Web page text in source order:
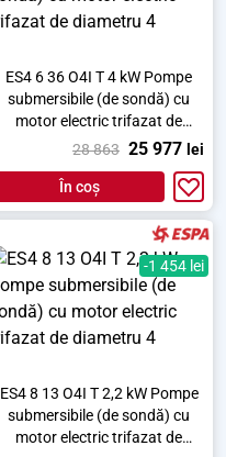
ES4 6 36 O4I T 4 kW Pompe
submersibile (de sondă) cu
motor electric trifazat de
diametru 4
28 863 25 977 lei
În coș
-1 454 lei
ES4 8 13 O4I T 2,2 kW Pompe
submersibile (de sondă) cu
motor electric trifazat de